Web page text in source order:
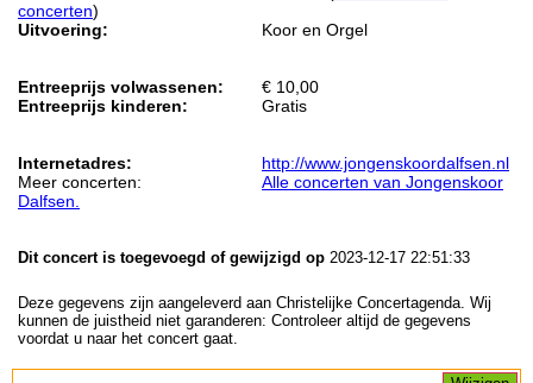
concerten)
Uitvoering:
Koor en Orgel
Entreeprijs volwassenen:
€ 10,00
Entreeprijs kinderen:
Gratis
Internetadres:
http://www.jongenskoordalfsen.nl
Meer concerten:
Alle concerten van Jongenskoor
Dalfsen.
Dit concert is toegevoegd of gewijzigd op 2023-12-17 22:51:33
Deze gegevens zijn aangeleverd aan Christelijke Concertagenda. Wij
kunnen de juistheid niet garanderen: Controleer altijd de gegevens
voordat u naar het concert gaat.